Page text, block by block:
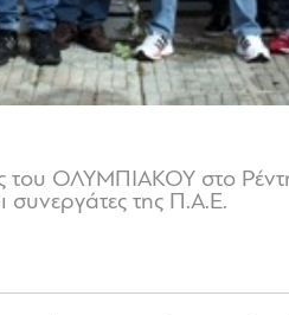
του ΟΛΥΜΠΙΑΚΟΥ στο
της Π.Α.Ε.